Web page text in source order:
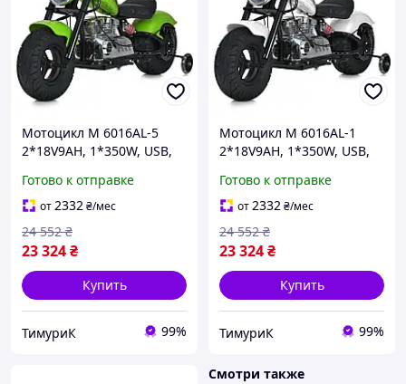
Мотоцикл M 6016AL-5
2*18V9AH, 1*350W, USB,
зеленый
Готово к отправке
от2332₴/мес
23 324₴
24 552 ₴
Купить
ТимуриК 99%
Мотоцикл M 6016AL-1
2*18V9AH, 1*350W, USB,
белый
Готово к отправке
от2332₴/мес
23 324₴
24 552 ₴
Купить
ТимуриК 99%
Смотри также